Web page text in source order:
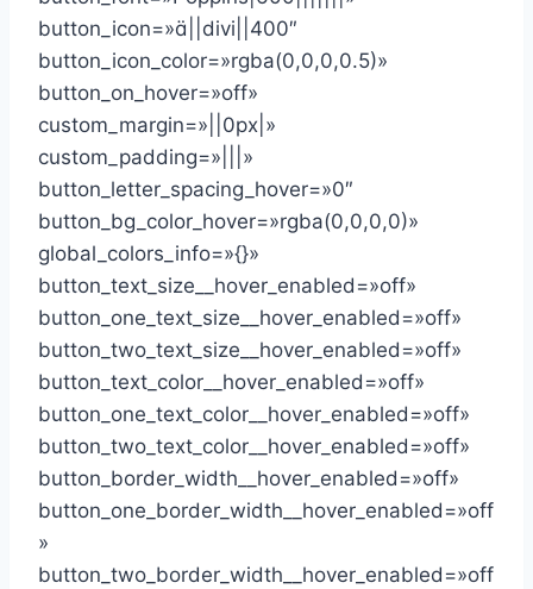
button_icon=»||divi||400″
button_icon_color=»rgba(0,0,0,0.5)»
button_on_hover=»off»
custom_margin=»||0px|»
custom_padding=»|||»
button_letter_spacing_hover=»0″
button_bg_color_hover=»rgba(0,0,0,0)»
global_colors_info=»{}»
button_text_size__hover_enabled=»off»
button_one_text_size__hover_enabled=»off»
button_two_text_size__hover_enabled=»off»
button_text_color__hover_enabled=»off»
button_one_text_color__hover_enabled=»off»
button_two_text_color__hover_enabled=»off»
button_border_width__hover_enabled=»off»
button_one_border_width__hover_enabled=»off
»
button_two_border_width__hover_enabled=»off